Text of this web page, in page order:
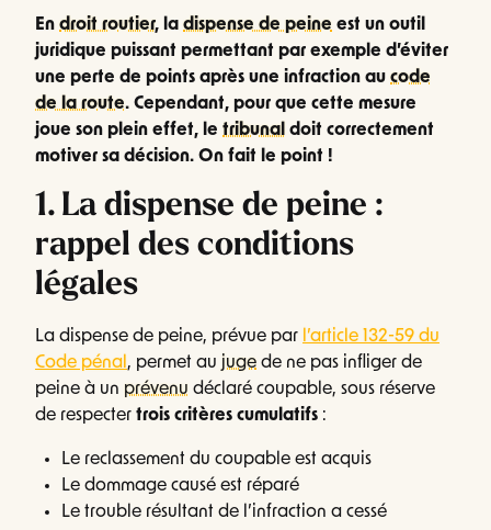
En droit routier, la dispense de peine est un outil
juridique puissant permettant par exemple d’éviter
une perte de points après une infraction au code
de la route. Cependant, pour que cette mesure
joue son plein effet, le tribunal doit correctement
motiver sa décision. On fait le point !
1. La dispense de peine :
rappel des conditions
légales
La dispense de peine, prévue par l’article 132-59 du
Code pénal , permet au juge de ne pas infliger de
peine à un prévenu déclaré coupable, sous réserve
de respecter trois critères cumulatifs :
Le reclassement du coupable est acquis
Le dommage causé est réparé
Le trouble résultant de l’infraction a cessé